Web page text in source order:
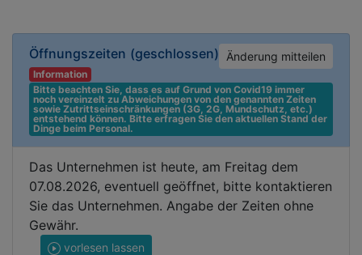
Öffnungszeiten (geschlossen) Änderung mitteilen
Information
Bitte beachten Sie, dass es auf Grund von Covid19 immer
noch vereinzelt zu Abweichungen von den genannten Zeiten
sowie Zutrittseinschränkungen (3G, 2G, Mundschutz, etc.)
entstehend können. Bitte erfragen Sie den aktuellen Stand der
Dinge beim Personal.
Das Unternehmen ist heute, am Freitag dem
07.08.2026, eventuell geöffnet, bitte kontaktieren
Sie das Unternehmen. Angabe der Zeiten ohne
Gewähr.
vorlesen lassen